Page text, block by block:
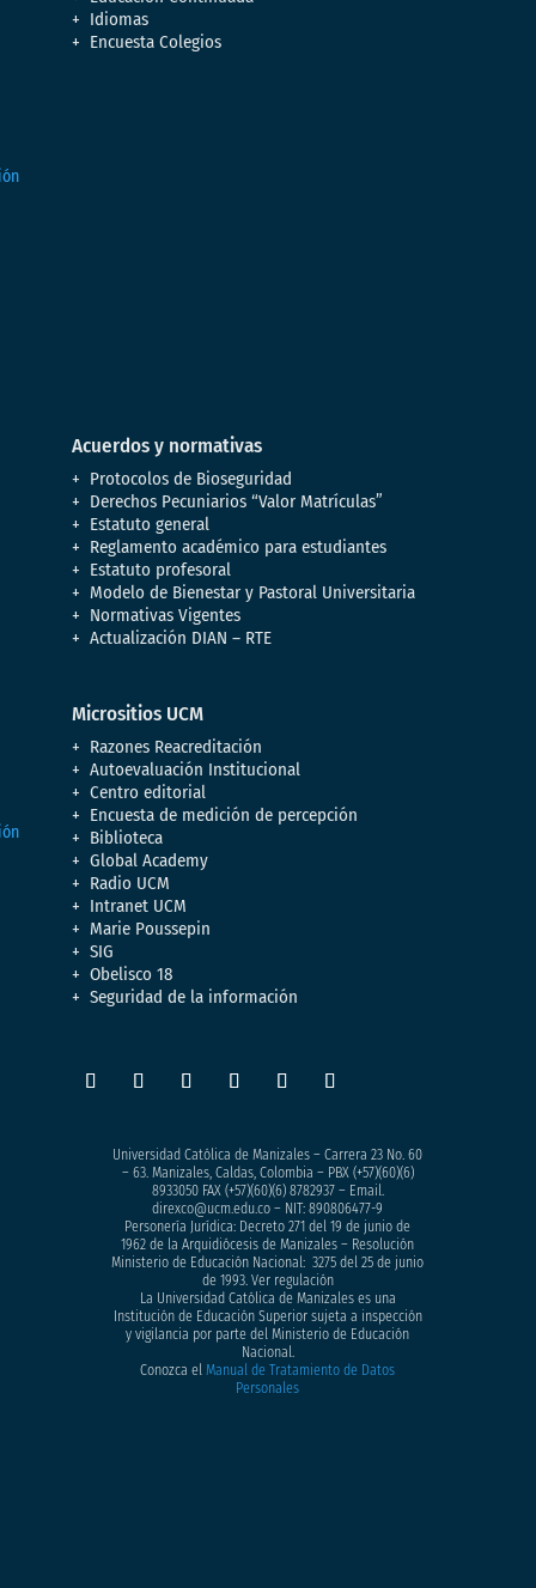
Idiomas
Encuesta Colegios
Acuerdos y normativas
Protocolos de Bioseguridad
Derechos Pecuniarios “Valor Matrículas”
Estatuto general
Reglamento académico para estudiantes
Estatuto profesoral
Modelo de Bienestar y Pastoral Universitaria
Normativas Vigentes
Actualización DIAN – RTE
Micrositios UCM
Razones Reacreditación
Autoevaluación Institucional
Centro editorial
Encuesta de medición de percepción
Biblioteca
Global Academy
Radio UCM
Intranet UCM
Marie Poussepin
SIG
Obelisco 18
Seguridad de la información
Universidad Católica de Manizales – Carrera 23 No. 60
– 63. Manizales, Caldas, Colombia – PBX (+57)(60)(6)
8933050FAX (+57)(60)(6) 8782937 – Email.
direxco@ucm.edu.co – NIT: 890806477-9
Personería Jurídica: Decreto 271 del 19 de junio de
1962 de la Arquidiócesis de Manizales – Resolución
Ministerio de Educación Nacional: 3275 del 25 de junio
de 1993. Ver regulación
La Universidad Católica de Manizales es una
Institución de Educación Superior sujeta a inspección
y vigilancia por parte del Ministerio de Educación
Nacional.
Conozca elManual de Tratamiento de Datos
Personales